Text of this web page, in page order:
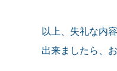
以上、失礼な内
出来ましたら、